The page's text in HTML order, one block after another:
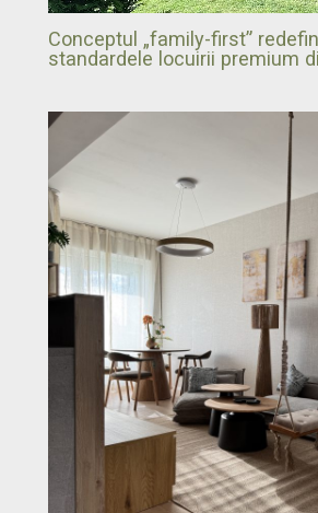
Conceptul „family-first”
standardele locuirii premium